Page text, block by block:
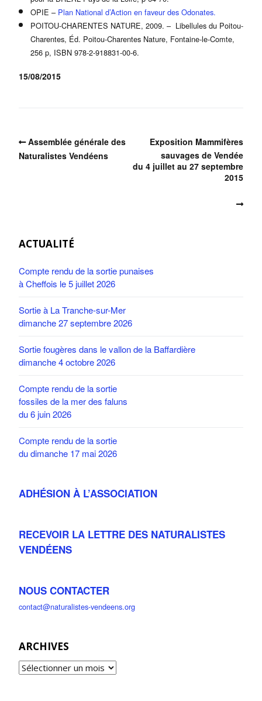
OPIE – Plan National d’Action en faveur des Odonates.
POITOU-CHARENTES NATURE, 2009. – Libellules du Poitou-
Charentes, Éd. Poitou-Charentes Nature, Fontaine-le-Comte,
256 p, ISBN 978-2-918831-00-6.
15/08/2015
Assemblée générale des
Naturalistes Vendéens
Exposition Mammifères
sauvages de Vendée
du 4 juillet au 27 septembre
2015
ACTUALITÉ
Compte rendu de la sortie punaises
à Cheffois le 5 juillet 2026
Sortie à La Tranche-sur-Mer
dimanche 27 septembre 2026
Sortie fougères dans le vallon de la Baffardière
dimanche 4 octobre 2026
Compte rendu de la sortie
fossiles de la mer des faluns
du 6 juin 2026
Compte rendu de la sortie
du dimanche 17 mai 2026
ADHÉSION À L’ASSOCIATION
RECEVOIR LA LETTRE DES NATURALISTES
VENDÉENS
NOUS CONTACTER
contact@naturalistes-vendeens.org
ARCHIVES